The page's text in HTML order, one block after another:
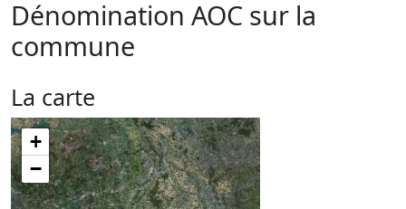
Dénomination AOC sur la
commune
La carte
+
−